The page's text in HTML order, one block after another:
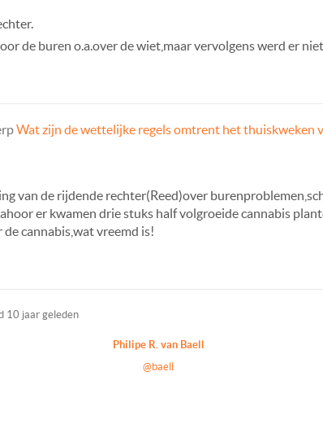
de buren o.a.over de wiet,maar vervolgens werd er
Wat zijn de wettelijke regels omtrent het thuiskweken
van de rijdende rechter(Reed)over
er kwamen drie stuks half volgroeide cannabis
cannabis,wat vreemd is!
10 jaar geleden
Philipe R. van Baell
@baell